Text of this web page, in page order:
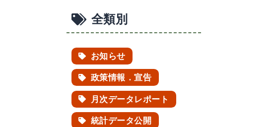
全類別
お知らせ
政策情報．宣告
月次データレポート
統計データ公開